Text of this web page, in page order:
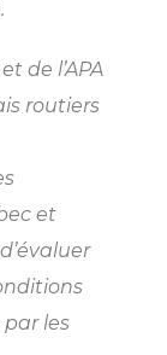
de l’APA
routiers
et
les